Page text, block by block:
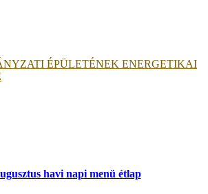
ÉPÜLETÉNEK ENERGETIKAI
havi napi menü étlap